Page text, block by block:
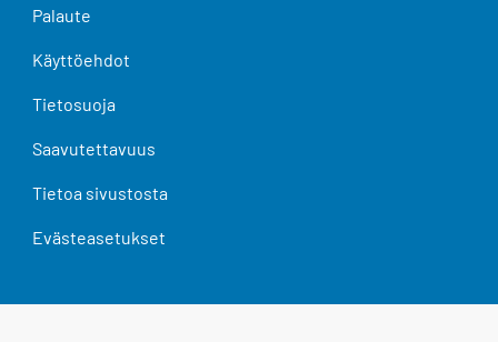
Palaute
Käyttöehdot
Tietosuoja
Saavutettavuus
Tietoa sivustosta
Evästeasetukset